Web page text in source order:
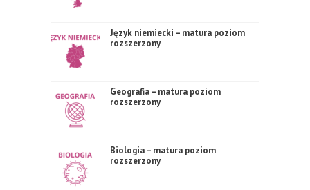
Język niemiecki – matura poziom
rozszerzony
Geografia – matura poziom
rozszerzony
Biologia – matura poziom
rozszerzony